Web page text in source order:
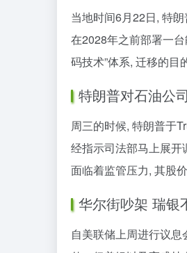
当地时间6月22日, 特
在2028年之前部署一
码技术”体系, 迁移的目
特朗普对石油公
周三的时候, 特朗普于
经指示司法部马上展开
面临着监管压力, 其股
华尔街吵架 瑞银
自美联储上周进行议